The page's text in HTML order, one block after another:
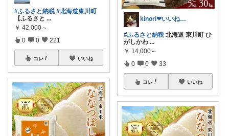
#ふるさと納税 #北海道東川町
【ふるさと ...
￥ 42,000～
0 0 221
コレ いいね
kinori❤︎いいねご購入感謝です💝
#ふるさと納税北海道 東川町 ひ
がしかわ ...
￥ 14,000～
0 0 33
コレ いいね